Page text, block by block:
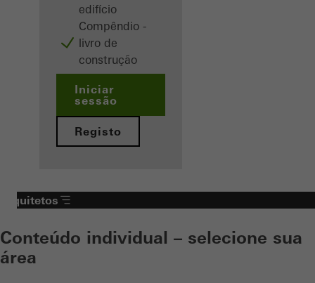
edifício
Compêndio -
livro de
construção
Iniciar
sessão
Registo
Arquitetos
Conteúdo individual – selecione sua
área​